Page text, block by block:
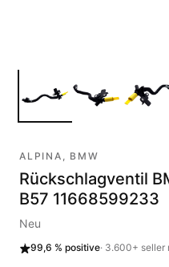
ALPINA, BMW
Rückschlagventil
B57 11668599233
Neu
99,6 % positive· 3.600+ seller